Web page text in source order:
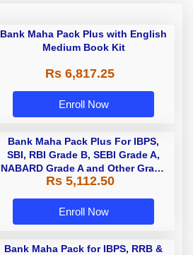
Bank Maha Pack Plus with English
Medium Book Kit
Rs 6,817.25
Enroll Now
Bank Maha Pack Plus For IBPS,
SBI, RBI Grade B, SEBI Grade A,
NABARD Grade A and Other Grade
A & Grade B Bank Exams
Rs 5,112.50
Enroll Now
Bank Maha Pack for IBPS, RRB &